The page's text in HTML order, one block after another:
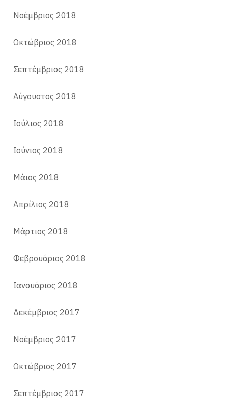
Νοέμβριος 2018
Οκτώβριος 2018
Σεπτέμβριος 2018
Αύγουστος 2018
Ιούλιος 2018
Ιούνιος 2018
Μάιος 2018
Απρίλιος 2018
Μάρτιος 2018
Φεβρουάριος 2018
Ιανουάριος 2018
Δεκέμβριος 2017
Νοέμβριος 2017
Οκτώβριος 2017
Σεπτέμβριος 2017